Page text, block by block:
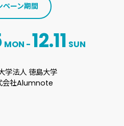
ペーン期間
MON -12.11 SUN
学法人 徳島大学
会社Alumnote